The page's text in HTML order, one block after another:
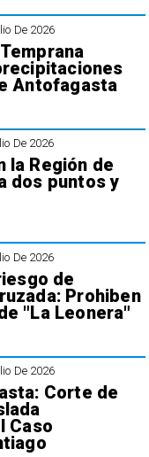
De 2026
Antofagasta
De 2026
la Región de
dos puntos y
De 2026
de
Prohiben
"La Leonera"
De 2026
Corte de
Caso